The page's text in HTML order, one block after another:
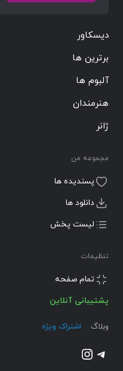
دیسکاور
برترین ها
آلبوم ها
هنرمندان
ژانر
مجموعه من
پسندیده ها
دانلود ها
لیست پخش
تنظیمات
تمام صفحه
پشتیبانی آنلاین
وبلاگ اشتراک ویژه
تلگراماینستاگرم
You Are
/ 1973)
5
of UMG